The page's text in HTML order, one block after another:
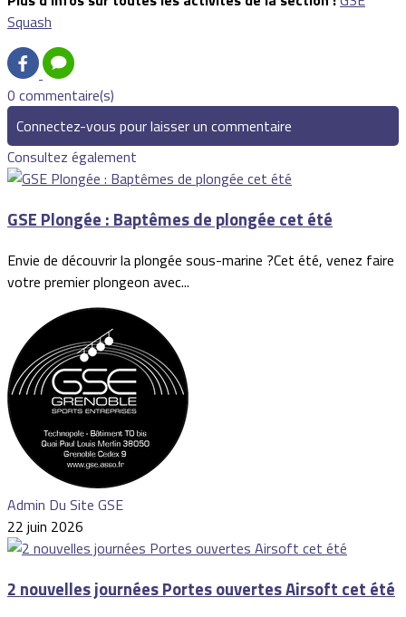
Squash
0 commentaire(s)
Connectez-vous pour laisser un commentaire
Consultez également
GSE Plongée : Baptêmes de plongée cet été
Envie de découvrir la plongée sous-marine ?Cet été, venez faire
votre premier plongeon avec...
Admin Du Site GSE
22 juin 2026
2 nouvelles journées Portes ouvertes Airsoft cet été